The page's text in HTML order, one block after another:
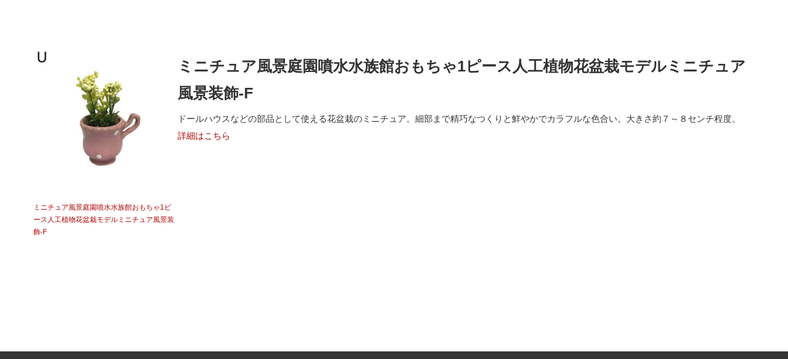
ミニチュア風景庭園噴水水族館おもちゃ1ピ
ース人工植物花盆栽モデルミニチュア風景装
飾-F
ミニチュア風景庭園噴水水族館おもちゃ1ピース人工植物花盆栽モデルミニチュア
風景装飾-F
ドールハウスなどの部品として使える花盆栽のミニチュア。細部まで精巧なつくりと鮮やかでカラフルな色合い。大きさ約７～８センチ程度。
詳細はこちら